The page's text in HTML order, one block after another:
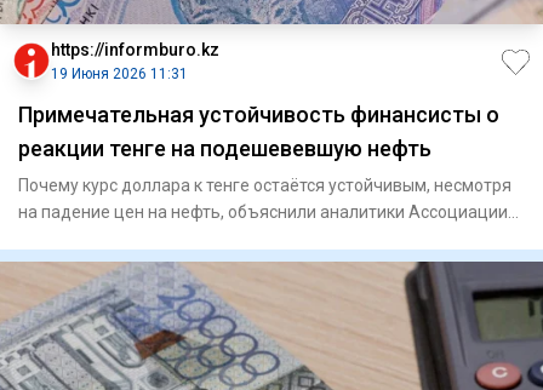
https://informburo.kz
19 Июня 2026 11:31
Примечательная устойчивость финансисты о
реакции тенге на подешевевшую нефть
Почему курс доллара к тенге остаётся устойчивым, несмотря
на падение цен на нефть, объяснили аналитики Ассоциации